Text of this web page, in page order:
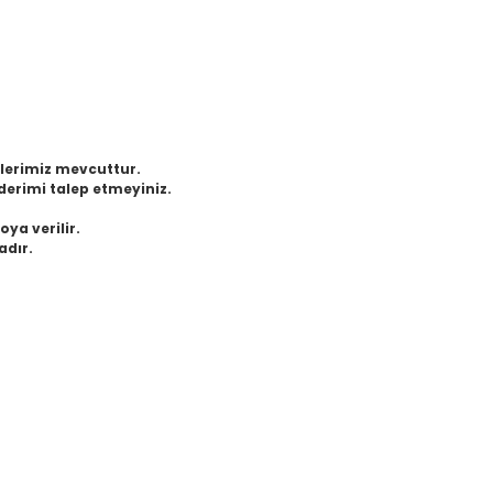
mevcuttur.
talep etmeyiniz.
verilir.